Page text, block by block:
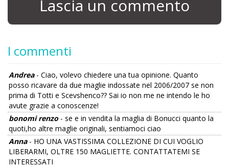
Lascia un commento
I commenti
Andrea- Ciao, volevo chiedere una tua opinione. Quanto
posso ricavare da due maglie indossate nel 2006/2007 se non
prima di Totti e Scevshenco?? Sai io non me ne intendo le ho
avute grazie a conoscenze!
bonomi renzo- se e in vendita la maglia di Bonucci quanto la
quoti,ho altre maglie originali, sentiamoci ciao
Anna- HO UNA VASTISSIMA COLLEZIONE DI CUI VOGLIO
LIBERARMI, OLTRE 150 MAGLIETTE. CONTATTATEMI SE
INTERESSATI